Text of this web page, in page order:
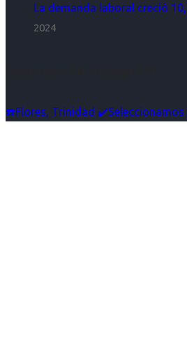
La demanda laboral creció
2024
☎️Flores, Trinidad ✔️Seleccionamos